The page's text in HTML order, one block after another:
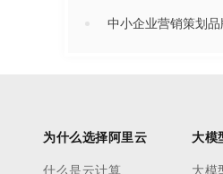
中小企业营销策划